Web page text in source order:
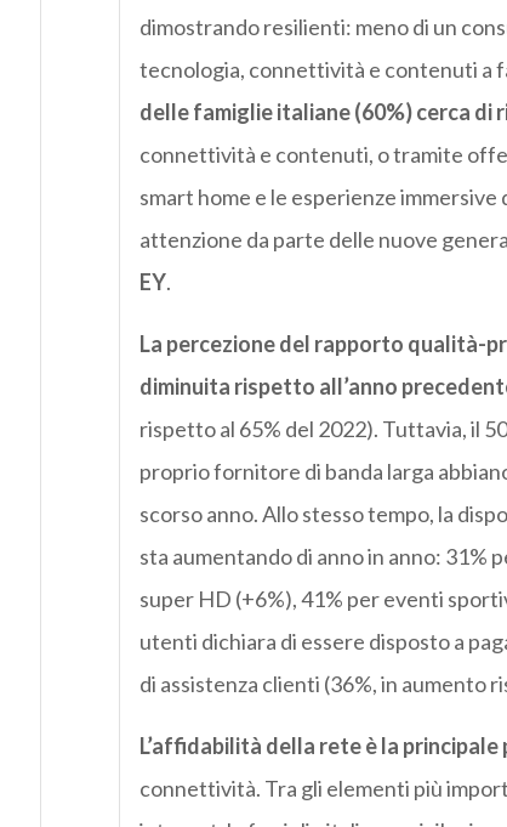
dimostrando resilienti: meno di un
tecnologia, connettività e contenuti a
delle famiglie italiane (60%) cerca di
connettività e contenuti, o tramite
smart home e le esperienze immersive
attenzione da parte delle nuove
EY.
La percezione del rapporto qualità-
diminuita rispetto all’anno
rispetto al 65% del 2022). Tuttavia, il
proprio fornitore di banda larga
scorso anno. Allo stesso tempo, la
sta aumentando di anno in anno: 31%
super HD (+6%), 41% per eventi
utenti dichiara di essere disposto a
di assistenza clienti (36%, in aumento
L’affidabilità della rete è la
connettività. Tra gli elementi più